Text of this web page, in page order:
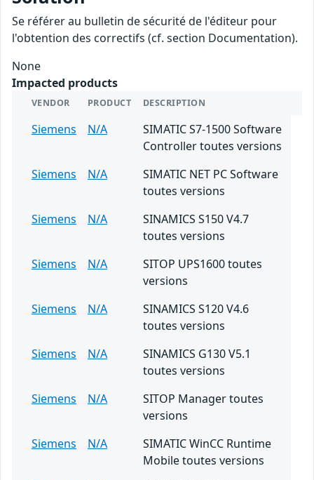
Se référer au bulletin de sécurité de l'éditeur pour
l'obtention des correctifs (cf. section Documentation).
None
Impacted products
VENDOR PRODUCT DESCRIPTION
Siemens N/A
SIMATIC S7-1500 Software
Controller toutes versions
Siemens
N/A
SIMATIC NET PC Software
toutes versions
Siemens
N/A
SINAMICS S150 V4.7
toutes versions
Siemens
N/A
SITOP UPS1600 toutes
versions
Siemens
N/A
SINAMICS S120 V4.6
toutes versions
Siemens
N/A
SINAMICS G130 V5.1
toutes versions
Siemens
N/A
SITOP Manager toutes
versions
Siemens
N/A
SIMATIC WinCC Runtime
Mobile toutes versions